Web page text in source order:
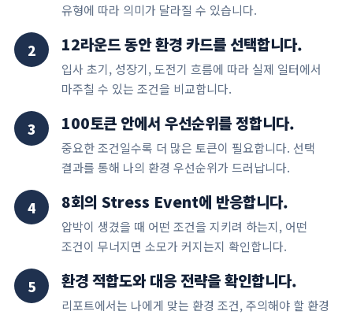
유형에 따라 의미가 달라질 수 있습니다.
2 12라운드 동안 환경 카드를 선택합니다.
입사 초기, 성장기, 도전기 흐름에 따라 실제 일터에서
마주칠 수 있는 조건을 비교합니다.
3 100토큰 안에서 우선순위를 정합니다.
중요한 조건일수록 더 많은 토큰이 필요합니다. 선택
결과를 통해 나의 환경 우선순위가 드러납니다.
4 8회의 Stress Event에 반응합니다.
압박이 생겼을 때 어떤 조건을 지키려 하는지, 어떤
조건이 무너지면 소모가 커지는지 확인합니다.
5 환경 적합도와 대응 전략을 확인합니다.
리포트에서는 나에게 맞는 환경 조건, 주의해야 할 환경